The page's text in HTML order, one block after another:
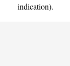
indication).